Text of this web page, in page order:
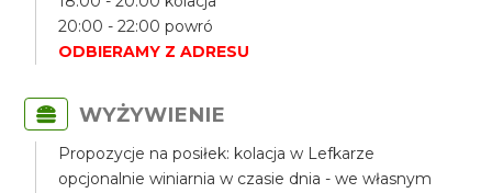
20:00 - 22:00 powró
ODBIERAMY Z ADRESU
WYŻYWIENIE
Propozycje na posiłek: kolacja w Lefkarze
opcjonalnie winiarnia w czasie dnia - we własnym